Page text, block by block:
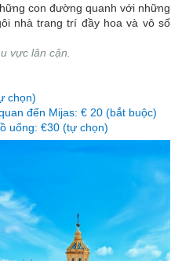
con đường quanh với những
nhà trang trí đầy hoa và vô số
vực lân cận.
chọn)
đến Mijas: € 20 (bắt buộc)
uống: €30 (tự chọn)